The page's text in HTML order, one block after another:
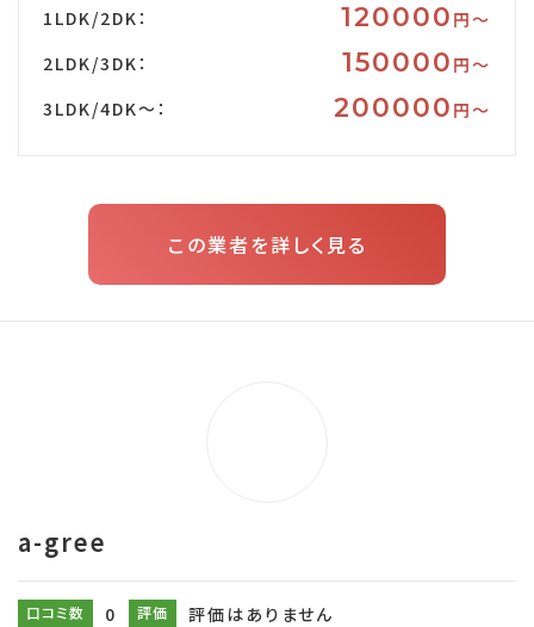
1LDK/2DK：
120000 円〜
2LDK/3DK：
150000 円〜
3LDK/4DK～：
200000 円〜
この業者を詳しく見る
a-gree
口コミ数 0 評価 評価はありません